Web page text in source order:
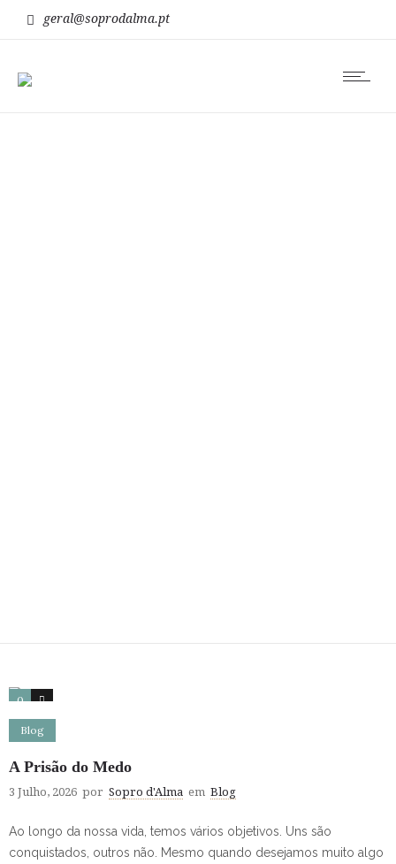
geral@soprodalma.pt
0 0
Blog
A Prisão do Medo
3 Julho, 2026 por Sopro d'Alma em Blog
Ao longo da nossa vida, temos vários objetivos. Uns são
conquistados, outros não. Mesmo quando desejamos muito algo